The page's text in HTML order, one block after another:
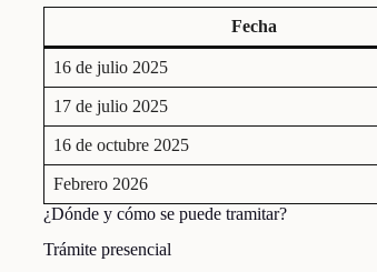
Fecha
16 de julio 2025
17 de julio 2025
16 de octubre 2025
Febrero 2026
¿Dónde y cómo se puede tramitar?
Trámite presencial